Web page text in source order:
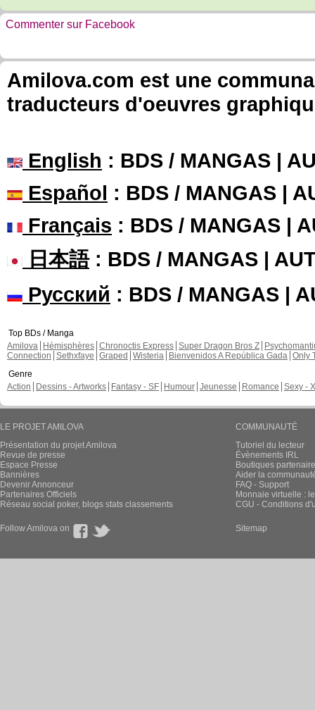
Commenter sur Facebook
Amilova.com est une
traducteurs d'oeuvres
English : BDS / MANGAS |
Español : BDS / MANGAS |
Français : BDS / MANGAS |
日本語: BDS / MANGAS |
Русский : BDS / MANGAS |
Top BDs / Manga
Amilova
Hémisphères Chronoctis Express Super Dragon Bros Z
Connection Sethxfaye Graped Wisteria Bienvenidos A República Gada Only
Genre
Action
Dessins - Artworks Fantasy - SF Humour Jeunesse Romance Sexy -
LE PROJET AMILOVA
Présentation du projet Amilova
Revue de presse
Espace Presse
Bannières
Devenir Annonceur
Partenaires Officiels
Réseau social poker, blogs stats classements
COMMUNAUTÉ
Tutoriel du lecteur
Évènements IRL
Boutiques
Aider la
FAQ - Support
Monnaie virtuelle :
CGU - Conditions
Follow Amilova on Sitemap